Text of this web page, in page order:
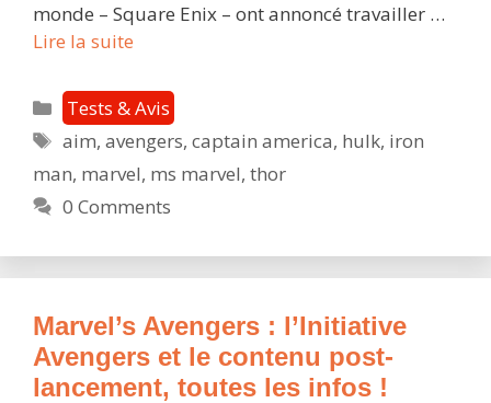
monde – Square Enix – ont annoncé travailler …
Lire la suite
:
avec
un
grand
pouvoir
une
grande
rejouabilité
?
Catégories
Tests & Avis
Étiquettes
aim,avengers,captain america, hulk, iron
man, marvel, ms marvel, thor
0 Comments
Marvel’s Avengers : l’Initiative
Avengers et le contenu post-
lancement, toutes les infos !